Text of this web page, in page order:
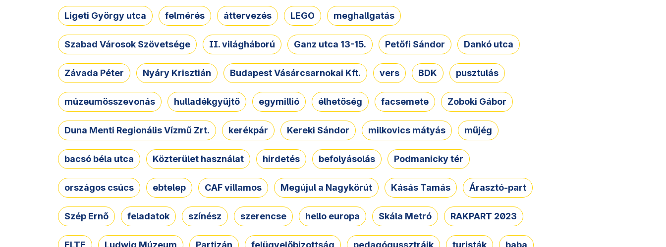
Ligeti György utca felmérés áttervezés LEGO meghallgatás
Szabad Városok Szövetsége II. világháború Ganz utca 13-15. Petőfi Sándor Dankó utca
Závada Péter Nyáry Krisztián Budapest Vásárcsarnokai Kft. vers BDK pusztulás
múzeumösszevonás hulladékgyűjtő egymillió élhetőség facsemete Zoboki Gábor
Duna Menti Regionális Vízmű Zrt. kerékpár Kereki Sándor milkovics mátyás műjég
bacsó béla utca Közterület használat hirdetés befolyásolás Podmanicky tér
országos csúcs ebtelep CAF villamos Megújul a Nagykörút Kásás Tamás Árasztó-part
Szép Ernő feladatok színész szerencse hello europa Skála Metró RAKPART 2023
ELTE Ludwig Múzeum Partizán felügyelőbizottság pedagógussztrájk turisták baba